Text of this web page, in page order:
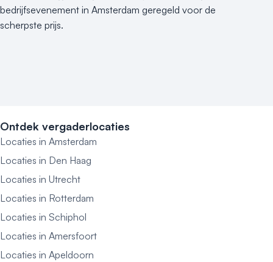
bedrijfsevenement in Amsterdam geregeld voor de
scherpste prijs.
Ontdek vergaderlocaties
Locaties in Amsterdam
Locaties in Den Haag
Locaties in Utrecht
Locaties in Rotterdam
Locaties in Schiphol
Locaties in Amersfoort
Locaties in Apeldoorn